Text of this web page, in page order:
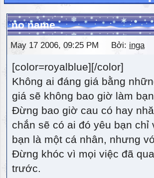
no name
May 17 2006, 09:25 PM Bởi: inga
[color=royalblue][/color]
Không ai đáng giá bằng
giá sẽ không bao giờ làm
Đừng bao giờ cau có hay
chắn sẽ có ai đó yêu bạn
bạn là một cá nhân, nhưng
Đừng khóc vì mọi việc đã
trước.